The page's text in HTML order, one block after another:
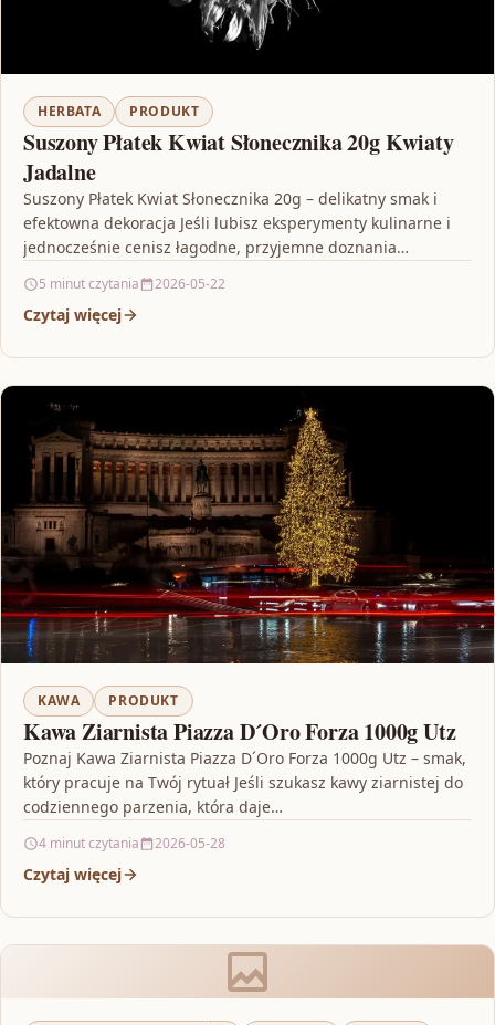
HERBATA PRODUKT
Suszony Płatek Kwiat Słonecznika 20g Kwiaty
Jadalne
Suszony Płatek Kwiat Słonecznika 20g – delikatny smak i
efektowna dekoracja Jeśli lubisz eksperymenty kulinarne i
jednocześnie cenisz łagodne, przyjemne doznania
5 minut czytania 2026-05-22
Czytaj więcej
KAWA PRODUKT
Kawa Ziarnista Piazza D´Oro Forza 1000g Utz
Poznaj Kawa Ziarnista Piazza D´Oro Forza 1000g Utz – smak,
który pracuje na Twój rytuał Jeśli szukasz kawy ziarnistej do
codziennego parzenia, która daje…
4 minut czytania 2026-05-28
Czytaj więcej